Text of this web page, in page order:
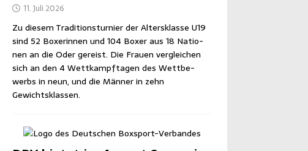
11. Juli 2026
Zu die­sem Tra­di­ti­ons­tur­nier der Alters­klas­se U19
sind 52 Boxe­rin­nen und 104 Boxer aus 18 Natio­
nen an die Oder gereist. Die Frau­en ver­glei­chen
sich an den 4 Wett­kampf­ta­gen des Wett­be­
werbs in neun, und die Män­ner in zehn
Gewichtsklassen.